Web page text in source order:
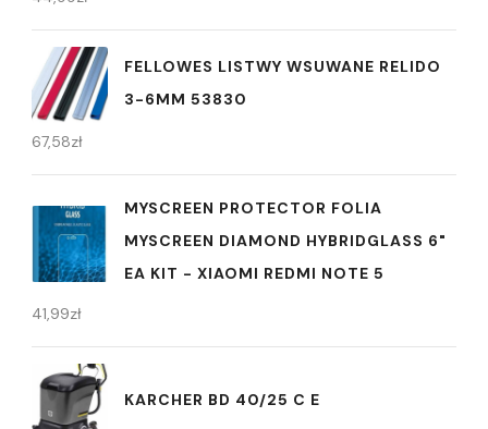
FELLOWES LISTWY WSUWANE RELIDO
3-6MM 53830
67,58zł
MYSCREEN PROTECTOR FOLIA
MYSCREEN DIAMOND HYBRIDGLASS 6"
EA KIT - XIAOMI REDMI NOTE 5
41,99zł
KARCHER BD 40/25 C E